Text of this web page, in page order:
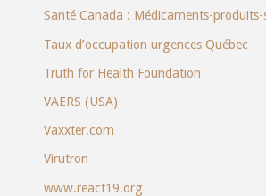
Santé Canada : Médicaments-produits-
Taux d’occupation urgences Québec
Truth for Health Foundation
VAERS (USA)
Vaxxter.com
Virutron
www.react19.org